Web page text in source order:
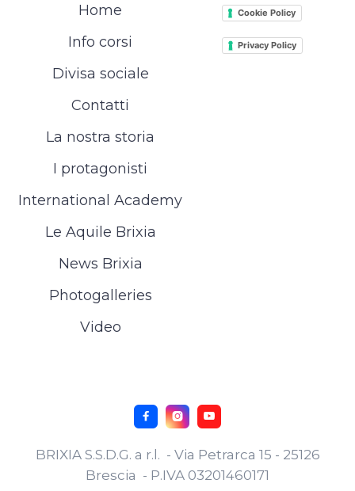
Home
Info corsi
Divisa sociale
Contatti
La nostra storia
I protagonisti
International Academy
Le Aquile Brixia
News Brixia
Photogalleries
Video
Cookie Policy
Privacy Policy
BRIXIA S.S.D.G. a r.l. - Via Petrarca 15 - 25126
Brescia - P.IVA 03201460171
  